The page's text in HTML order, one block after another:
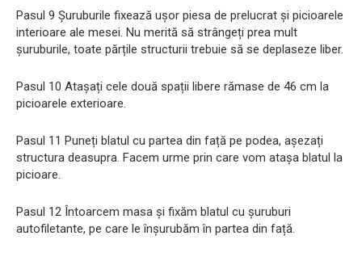
Pasul 9 Șuruburile fixează ușor piesa de prelucrat și picioarele
interioare ale mesei. Nu merită să strângeți prea mult
șuruburile, toate părțile structurii trebuie să se deplaseze liber.
Pasul 10 Atașați cele două spații libere rămase de 46 cm la
picioarele exterioare.
Pasul 11 ​​Puneți blatul cu partea din față pe podea, așezați
structura deasupra. Facem urme prin care vom atașa blatul la
picioare.
Pasul 12 Întoarcem masa și fixăm blatul cu șuruburi
autofiletante, pe care le înșurubăm în partea din față.